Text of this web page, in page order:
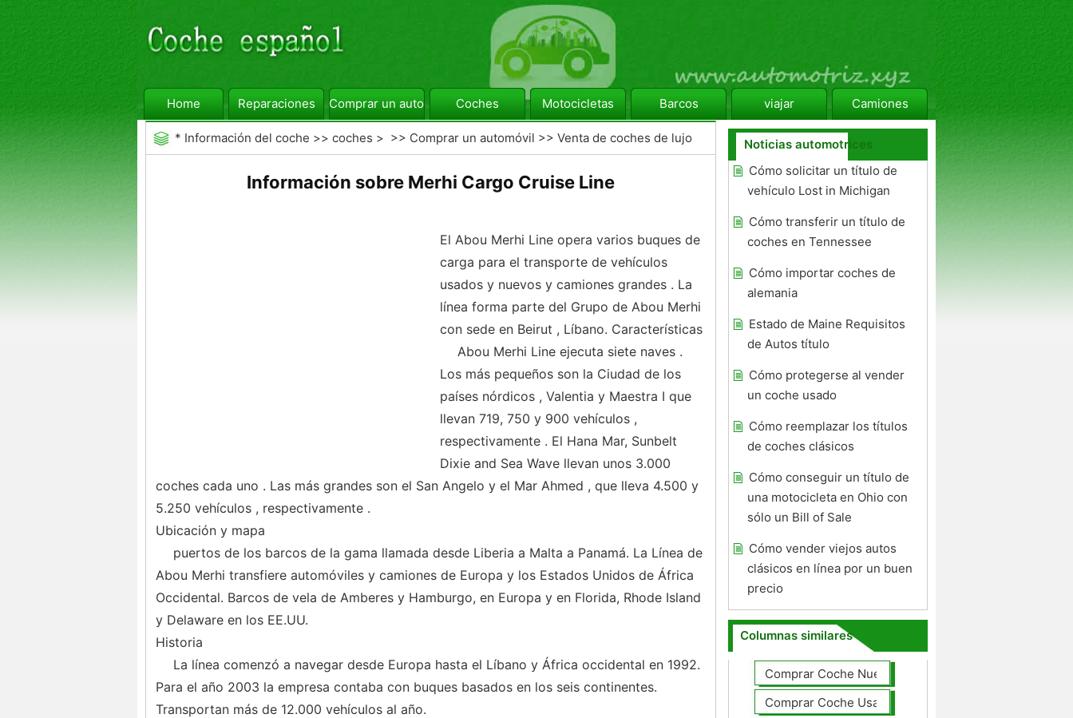
Home Reparaciones Comprar un automóvil Coches Motocicletas Barcos viajar Camiones
* Información del coche >> coches > >> Comprar un automóvil >> Venta de coches de lujo
Información sobre Merhi Cargo Cruise Line
El Abou Merhi Line opera varios buques de
carga para el transporte de vehículos
usados ​​y nuevos y camiones grandes . La
línea forma parte del Grupo de Abou Merhi
con sede en Beirut , Líbano. Características
Abou Merhi Line ejecuta siete naves .
Los más pequeños son la Ciudad de los
países nórdicos , Valentia y Maestra I que
llevan 719, 750 y 900 vehículos ,
respectivamente . El Hana Mar, Sunbelt
Dixie and Sea Wave llevan unos 3.000
coches cada uno . Las más grandes son el San Angelo y el Mar Ahmed , que lleva 4.500 y
5.250 vehículos , respectivamente .
Ubicación y mapa
puertos de los barcos de la gama llamada desde Liberia a Malta a Panamá. La Línea de
Abou Merhi transfiere automóviles y camiones de Europa y los Estados Unidos de África
Occidental. Barcos de vela de Amberes y Hamburgo, en Europa y en Florida, Rhode Island
y Delaware en los EE.UU.
Historia
La línea comenzó a navegar desde Europa hasta el Líbano y África occidental en 1992.
Para el año 2003 la empresa contaba con buques basados ​​en los seis continentes.
Transportan más de 12.000 vehículos al año.
Noticias automotrices
Cómo solicitar un título de
vehículo Lost in Michigan
Cómo transferir un título de
coches en Tennessee
Cómo importar coches de
alemania
Estado de Maine Requisitos
de Autos título
Cómo protegerse al vender
un coche usado
Cómo reemplazar los títulos
de coches clásicos
Cómo conseguir un título de
una motocicleta en Ohio con
sólo un Bill of Sale
Cómo vender viejos autos
clásicos en línea por un buen
precio
Columnas similares
Comprar Coche Nuevo
Comprar Coche Usado